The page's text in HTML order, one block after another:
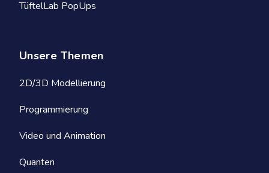
TüftelLab PopUps
Unsere Themen
2D/3D Modellierung
Programmierung
Video und Animation
Quanten